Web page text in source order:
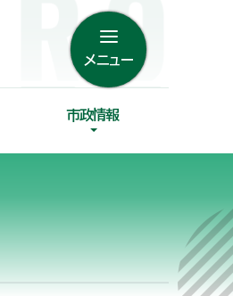
メニュー
市政情報